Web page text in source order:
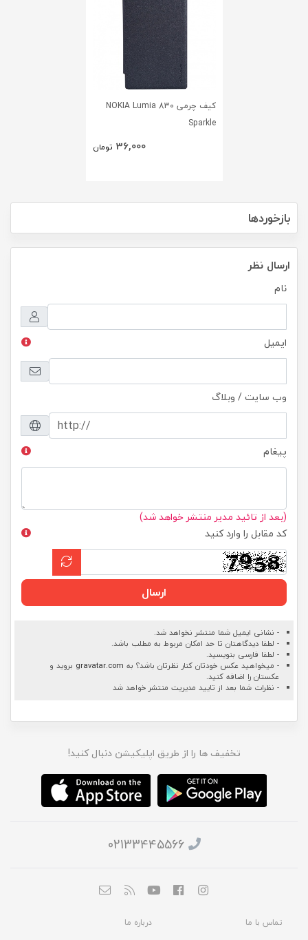
کیف چرمی NOKIA Lumia 830
Sparkle
36,000 تومان
بازخوردها
ارسال نظر
نام
ایمیل
وب سایت / وبلاگ
پیغام
(بعد از تائید مدیر منتشر خواهد شد)
کد مقابل را وارد کنید
ارسال
- نشانی ایمیل شما منتشر نخواهد شد.
- لطفا دیدگاهتان تا حد امکان مربوط به مطلب باشد.
- لطفا فارسی بنویسید.
- میخواهید عکس خودتان کنار نظرتان باشد؟ به gravatar.com بروید و
عکستان را اضافه کنید.
- نظرات شما بعد از تایید مدیریت منتشر خواهد شد
تخفیف ها را از طریق اپلیکیشن دنبال کنید!
02133445566
تماس با ما
درباره ما